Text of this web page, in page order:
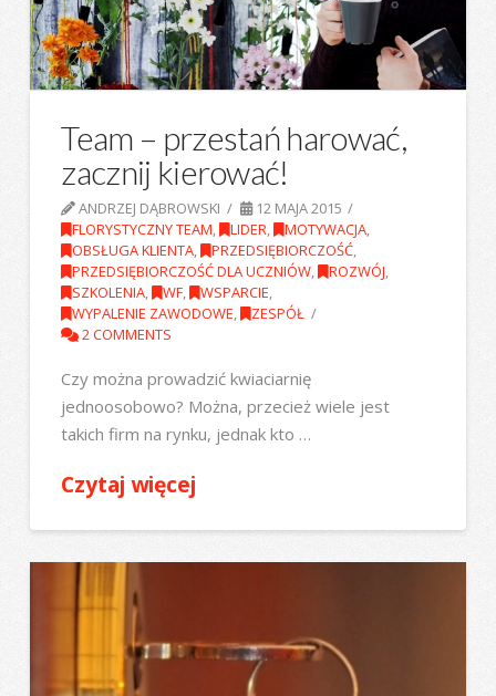
Team – przestań harować,
zacznij kierować!
ANDRZEJ DĄBROWSKI
12 MAJA 2015
FLORYSTYCZNY TEAM, LIDER, MOTYWACJA,
OBSŁUGA KLIENTA, PRZEDSIĘBIORCZOŚĆ,
PRZEDSIĘBIORCZOŚĆ DLA UCZNIÓW, ROZWÓJ,
SZKOLENIA, WF, WSPARCIE,
WYPALENIE ZAWODOWE, ZESPÓŁ
2 COMMENTS
Czy można prowadzić kwiaciarnię
jednoosobowo? Można, przecież wiele jest
takich firm na rynku, jednak kto …
Czytaj więcej